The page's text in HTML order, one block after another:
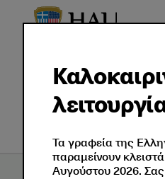
Σχετικά
Εμάς
Τα γραφεία της
παραμείνουν
Αυγούστου 2026.